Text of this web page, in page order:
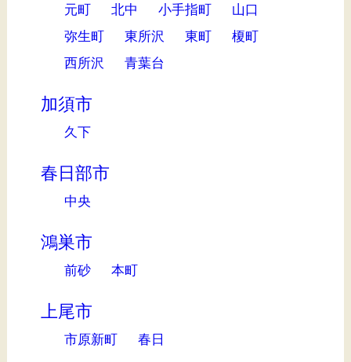
元町 北中 小手指町
山口
弥生町
東所沢 東町
榎町
西所沢
青葉台
加須市
久下
春日部市
中央
鴻巣市
前砂 本町
上尾市
市原新町 春日